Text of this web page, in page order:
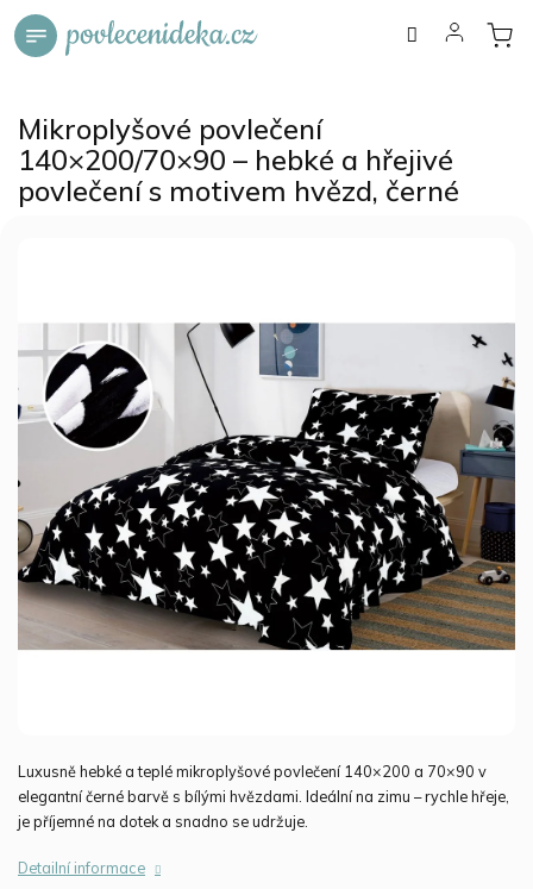
Přejít
na
Mikroplyšové povlečení
140×200/70×90 – hebké a hřejivé
povlečení s motivem hvězd, černé
Luxusně hebké a teplé mikroplyšové povlečení 140×200 a 70×90 v
elegantní černé barvě s bílými hvězdami. Ideální na zimu – rychle hřeje,
je příjemné na dotek a snadno se udržuje.
Detailní informace